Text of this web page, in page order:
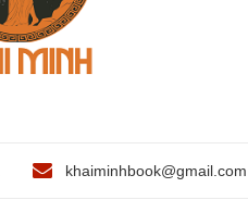
khaiminhbook@gmail.com